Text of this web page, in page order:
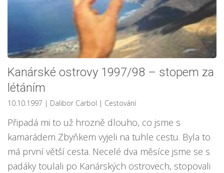
Kanárské ostrovy 1997/98 – stopem za
létáním
10.10.1997 | Dalibor Carbol | Cestování
Připadá mi to už hrozně dlouho, co jsme s
kamarádem Zbyňkem vyjeli na tuhle cestu. Byla to
má první větší cesta. Necelé dva měsíce jsme se s
padáky toulali po Kanárských ostrovech, stopovali